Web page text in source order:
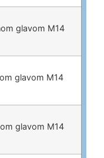
glavom M14
glavom M14
glavom M14